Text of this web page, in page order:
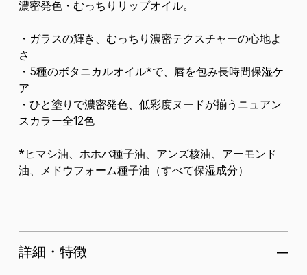
濃密発色・むっちりリップオイル。
・ガラスの輝き、むっちり濃密テクスチャーの心地よ
さ
・5種のボタニカルオイル*で、唇を包み長時間保湿ケ
ア
・ひと塗りで濃密発色、低彩度ヌードが揃うニュアン
スカラー全12色
*ヒマシ油、ホホバ種子油、アンズ核油、アーモンド
油、メドウフォーム種子油（すべて保湿成分）
詳細・特徴